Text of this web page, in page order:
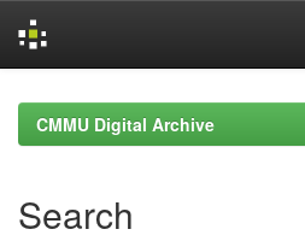
navigationCMMU Digital Archive
Search